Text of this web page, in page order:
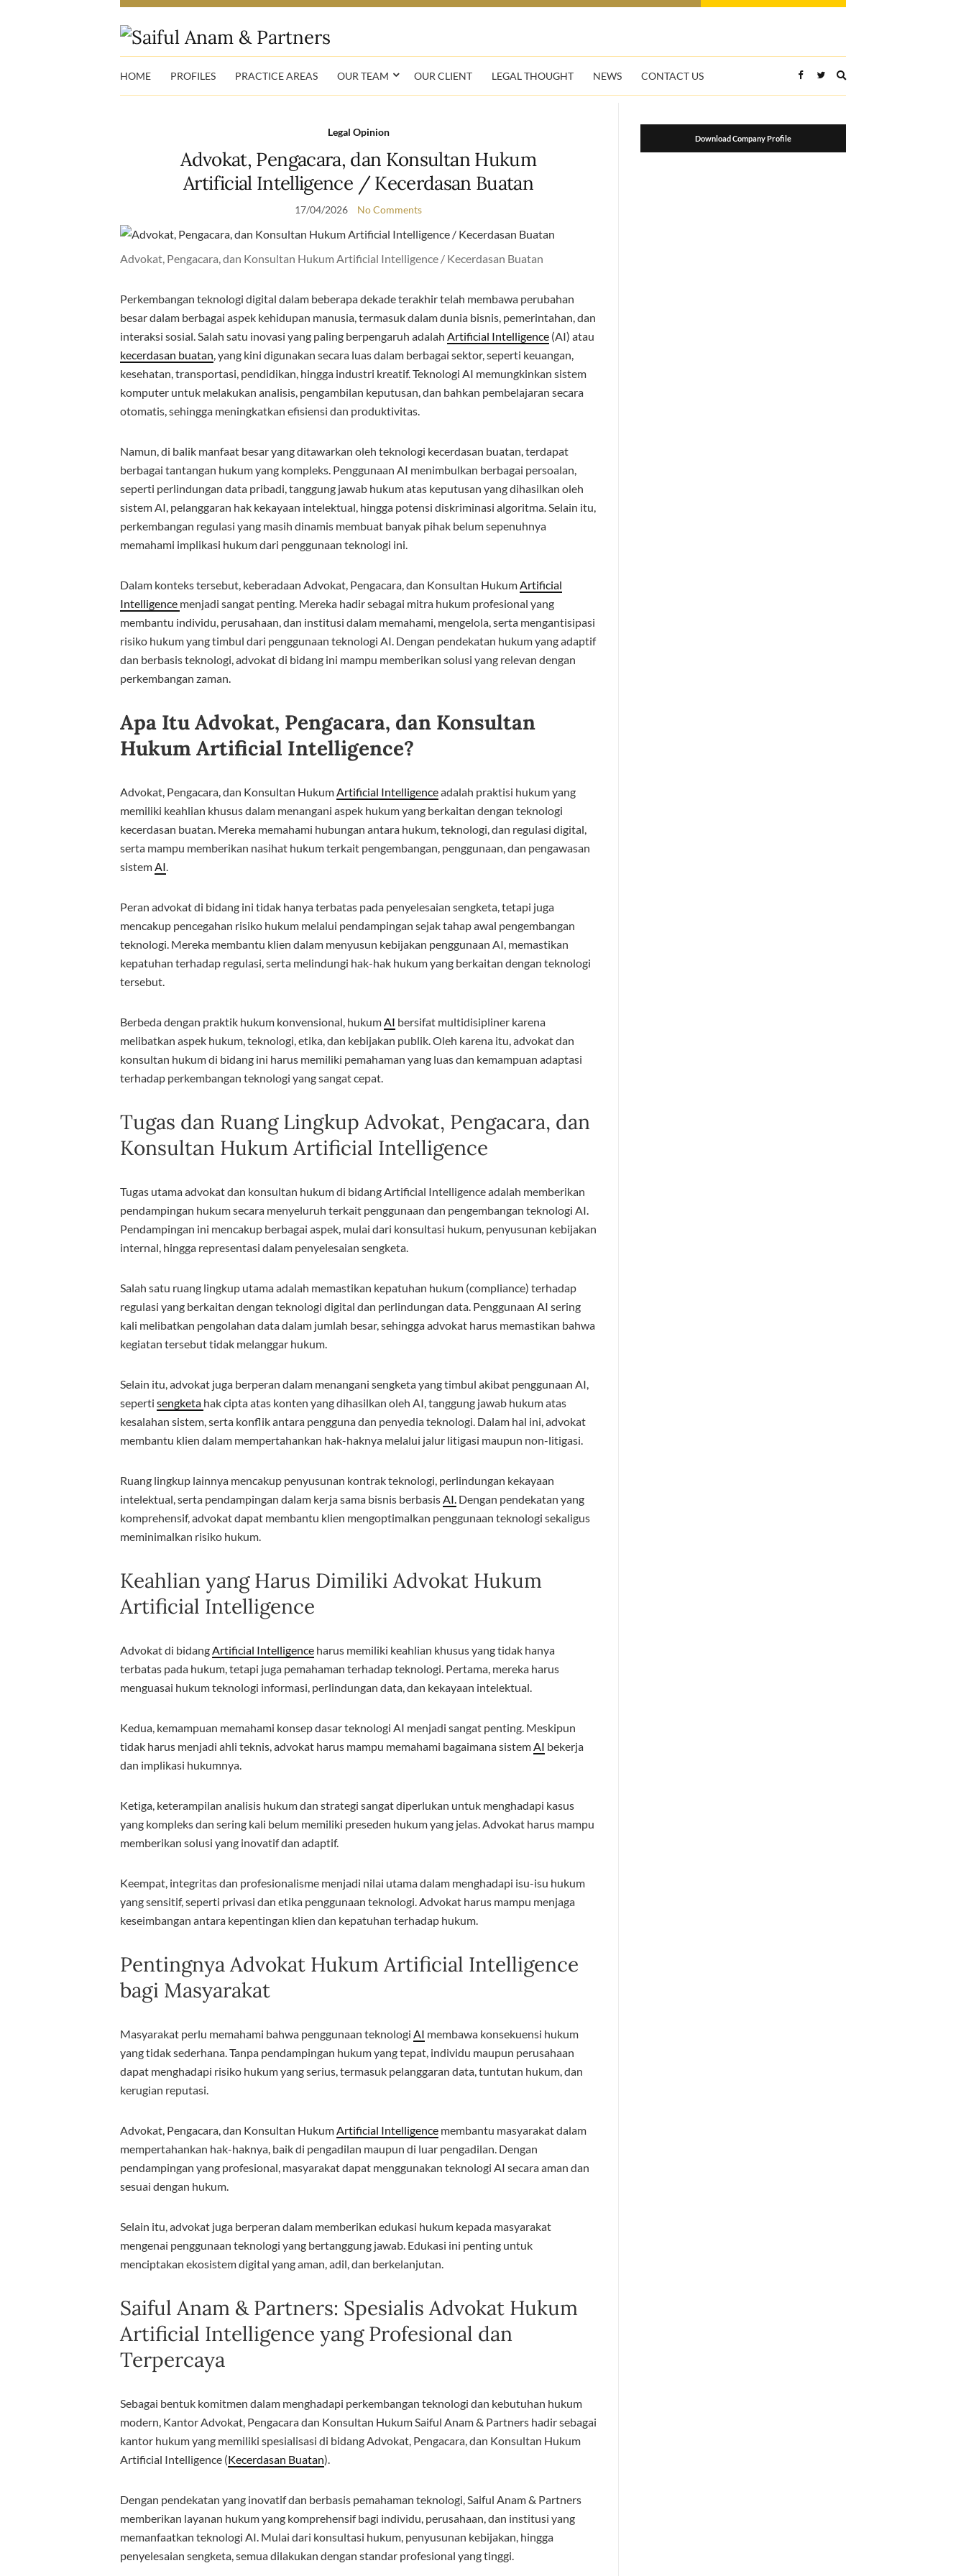
HOME PROFILES PRACTICE AREAS OUR TEAM OUR CLIENT LEGAL THOUGHT NEWS CONTACT US
Legal Opinion
Advokat, Pengacara, dan Konsultan Hukum
Artificial Intelligence / Kecerdasan Buatan
17/04/2026 No Comments
Advokat, Pengacara, dan Konsultan Hukum Artificial Intelligence / Kecerdasan Buatan
Perkembangan teknologi digital dalam beberapa dekade terakhir telah membawa perubahan
besar dalam berbagai aspek kehidupan manusia, termasuk dalam dunia bisnis, pemerintahan, dan
interaksi sosial. Salah satu inovasi yang paling berpengaruh adalah Artificial Intelligence (AI) atau
kecerdasan buatan, yang kini digunakan secara luas dalam berbagai sektor, seperti keuangan,
kesehatan, transportasi, pendidikan, hingga industri kreatif. Teknologi AI memungkinkan sistem
komputer untuk melakukan analisis, pengambilan keputusan, dan bahkan pembelajaran secara
otomatis, sehingga meningkatkan efisiensi dan produktivitas.
Namun, di balik manfaat besar yang ditawarkan oleh teknologi kecerdasan buatan, terdapat
berbagai tantangan hukum yang kompleks. Penggunaan AI menimbulkan berbagai persoalan,
seperti perlindungan data pribadi, tanggung jawab hukum atas keputusan yang dihasilkan oleh
sistem AI, pelanggaran hak kekayaan intelektual, hingga potensi diskriminasi algoritma. Selain itu,
perkembangan regulasi yang masih dinamis membuat banyak pihak belum sepenuhnya
memahami implikasi hukum dari penggunaan teknologi ini.
Dalam konteks tersebut, keberadaan Advokat, Pengacara, dan Konsultan HukumArtificial
Intelligence menjadi sangat penting. Mereka hadir sebagai mitra hukum profesional yang
membantu individu, perusahaan, dan institusi dalam memahami, mengelola, serta mengantisipasi
risiko hukum yang timbul dari penggunaan teknologi AI. Dengan pendekatan hukum yang adaptif
dan berbasis teknologi, advokat di bidang ini mampu memberikan solusi yang relevan dengan
perkembangan zaman.
Apa Itu Advokat, Pengacara, dan Konsultan
Hukum Artificial Intelligence?
Advokat, Pengacara, dan Konsultan HukumArtificial Intelligenceadalah praktisi hukum yang
memiliki keahlian khusus dalam menangani aspek hukum yang berkaitan dengan teknologi
kecerdasan buatan. Mereka memahami hubungan antara hukum, teknologi, dan regulasi digital,
serta mampu memberikan nasihat hukum terkait pengembangan, penggunaan, dan pengawasan
sistemAI.
Peran advokat di bidang ini tidak hanya terbatas pada penyelesaian sengketa, tetapi juga
mencakup pencegahan risiko hukum melalui pendampingan sejak tahap awal pengembangan
teknologi. Mereka membantu klien dalam menyusun kebijakan penggunaan AI, memastikan
kepatuhan terhadap regulasi, serta melindungi hak-hak hukum yang berkaitan dengan teknologi
tersebut.
Berbeda dengan praktik hukum konvensional, hukumAI bersifat multidisipliner karena
melibatkan aspek hukum, teknologi, etika, dan kebijakan publik. Oleh karena itu, advokat dan
konsultan hukum di bidang ini harus memiliki pemahaman yang luas dan kemampuan adaptasi
terhadap perkembangan teknologi yang sangat cepat.
Tugas dan Ruang Lingkup Advokat, Pengacara, dan
Konsultan Hukum Artificial Intelligence
Tugas utama advokat dan konsultan hukum di bidang Artificial Intelligence adalah memberikan
pendampingan hukum secara menyeluruh terkait penggunaan dan pengembangan teknologi AI.
Pendampingan ini mencakup berbagai aspek, mulai dari konsultasi hukum, penyusunan kebijakan
internal, hingga representasi dalam penyelesaian sengketa.
Salah satu ruang lingkup utama adalah memastikan kepatuhan hukum (compliance) terhadap
regulasi yang berkaitan dengan teknologi digital dan perlindungan data. Penggunaan AI sering
kali melibatkan pengolahan data dalam jumlah besar, sehingga advokat harus memastikan bahwa
kegiatan tersebut tidak melanggar hukum.
Selain itu, advokat juga berperan dalam menangani sengketa yang timbul akibat penggunaan AI,
seperti sengketa hak cipta atas konten yang dihasilkan oleh AI, tanggung jawab hukum atas
kesalahan sistem, serta konflik antara pengguna dan penyedia teknologi. Dalam hal ini, advokat
membantu klien dalam mempertahankan hak-haknya melalui jalur litigasi maupun non-litigasi.
Ruang lingkup lainnya mencakup penyusunan kontrak teknologi, perlindungan kekayaan
intelektual, serta pendampingan dalam kerja sama bisnis berbasisAI. Dengan pendekatan yang
komprehensif, advokat dapat membantu klien mengoptimalkan penggunaan teknologi sekaligus
meminimalkan risiko hukum.
Keahlian yang Harus Dimiliki Advokat Hukum
Artificial Intelligence
Advokat di bidangArtificial Intelligence harus memiliki keahlian khusus yang tidak hanya
terbatas pada hukum, tetapi juga pemahaman terhadap teknologi. Pertama, mereka harus
menguasai hukum teknologi informasi, perlindungan data, dan kekayaan intelektual.
Kedua, kemampuan memahami konsep dasar teknologi AI menjadi sangat penting. Meskipun
tidak harus menjadi ahli teknis, advokat harus mampu memahami bagaimana sistemAI bekerja
dan implikasi hukumnya.
Ketiga, keterampilan analisis hukum dan strategi sangat diperlukan untuk menghadapi kasus
yang kompleks dan sering kali belum memiliki preseden hukum yang jelas. Advokat harus mampu
memberikan solusi yang inovatif dan adaptif.
Keempat, integritas dan profesionalisme menjadi nilai utama dalam menghadapi isu-isu hukum
yang sensitif, seperti privasi dan etika penggunaan teknologi. Advokat harus mampu menjaga
keseimbangan antara kepentingan klien dan kepatuhan terhadap hukum.
Pentingnya Advokat Hukum Artificial Intelligence
bagi Masyarakat
Masyarakat perlu memahami bahwa penggunaan teknologi AI membawa konsekuensi hukum
yang tidak sederhana. Tanpa pendampingan hukum yang tepat, individu maupun perusahaan
dapat menghadapi risiko hukum yang serius, termasuk pelanggaran data, tuntutan hukum, dan
kerugian reputasi.
Advokat, Pengacara, dan Konsultan HukumArtificial Intelligence membantu masyarakat dalam
mempertahankan hak-haknya, baik di pengadilan maupun di luar pengadilan. Dengan
pendampingan yang profesional, masyarakat dapat menggunakan teknologi AI secara aman dan
sesuai dengan hukum.
Selain itu, advokat juga berperan dalam memberikan edukasi hukum kepada masyarakat
mengenai penggunaan teknologi yang bertanggung jawab. Edukasi ini penting untuk
menciptakan ekosistem digital yang aman, adil, dan berkelanjutan.
Saiful Anam & Partners: Spesialis Advokat Hukum
Artificial Intelligence yang Profesional dan
Terpercaya
Sebagai bentuk komitmen dalam menghadapi perkembangan teknologi dan kebutuhan hukum
modern, Kantor Advokat, Pengacara dan Konsultan Hukum Saiful Anam & Partners hadir sebagai
kantor hukum yang memiliki spesialisasi di bidang Advokat, Pengacara, dan Konsultan Hukum
Artificial Intelligence (Kecerdasan Buatan).
Dengan pendekatan yang inovatif dan berbasis pemahaman teknologi, Saiful Anam & Partners
memberikan layanan hukum yang komprehensif bagi individu, perusahaan, dan institusi yang
memanfaatkan teknologi AI. Mulai dari konsultasi hukum, penyusunan kebijakan, hingga
penyelesaian sengketa, semua dilakukan dengan standar profesional yang tinggi.
Download Company Profile